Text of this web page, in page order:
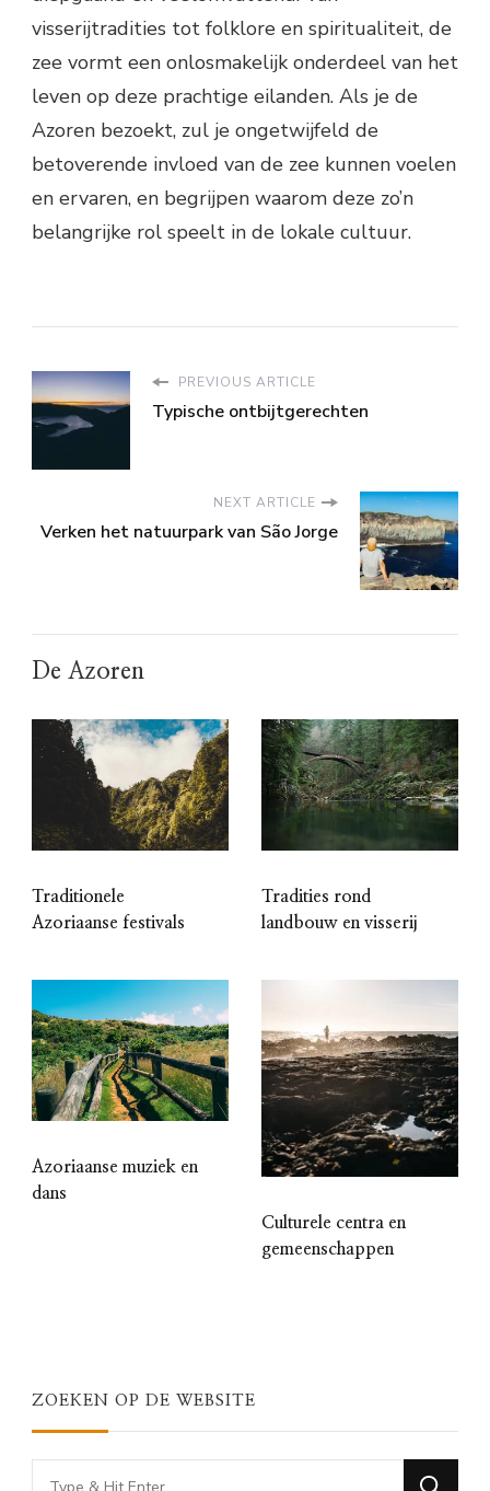
visserijtradities tot folklore en spiritualiteit, de
zee vormt een onlosmakelijk onderdeel van het
leven op deze prachtige eilanden. Als je de
Azoren bezoekt, zul je ongetwijfeld de
betoverende invloed van de zee kunnen voelen
en ervaren, en begrijpen waarom deze zo’n
belangrijke rol speelt in de lokale cultuur.
PREVIOUS ARTICLE
Typische ontbijtgerechten
NEXT ARTICLE
Verken het natuurpark van São Jorge
De Azoren
Traditionele
Azoriaanse festivals
Tradities rond
landbouw en visserij
Azoriaanse muziek en
dans
Culturele centra en
gemeenschappen
ZOEKEN OP DE WEBSITE
Looking